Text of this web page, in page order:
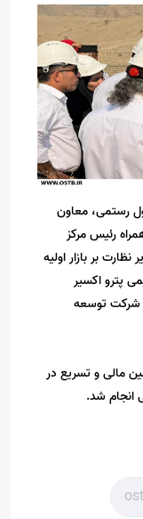
رستمی، معاون
رئیس مرکز
بر بازار اولیه
پترو اکسیر
شرکت توسعه
مالی و تسریع در
انجام شد.